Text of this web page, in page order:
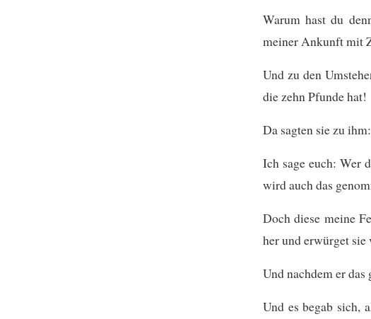
Warum hast du
meiner Ankunft mit
Und zu den
die zehn Pfunde hat!
Da sagten sie zu
Ich sage euch: Wer
wird auch das
Doch diese meine
her und erwürget sie
Und nachdem er
Und es begab sich,